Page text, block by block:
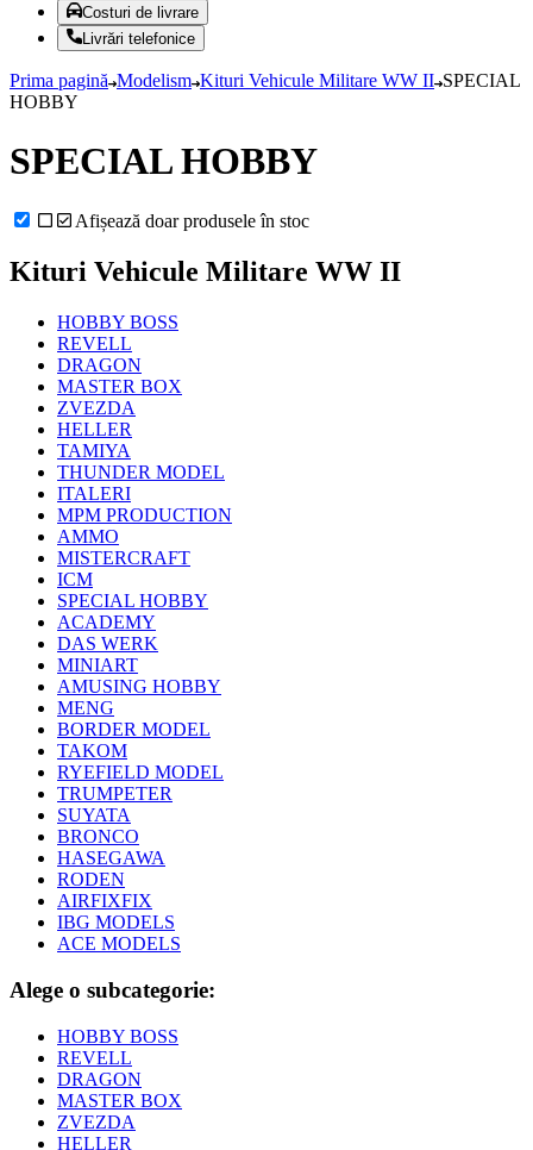
Costuri de livrare
Livrări telefonice
Prima pagină Modelism Kituri Vehicule Militare WW II SPECIAL
HOBBY
SPECIAL HOBBY
Afișează doar produsele în stoc
Kituri Vehicule Militare WW II
HOBBY BOSS
REVELL
DRAGON
MASTER BOX
ZVEZDA
HELLER
TAMIYA
THUNDER MODEL
ITALERI
MPM PRODUCTION
AMMO
MISTERCRAFT
ICM
SPECIAL HOBBY
ACADEMY
DAS WERK
MINIART
AMUSING HOBBY
MENG
BORDER MODEL
TAKOM
RYEFIELD MODEL
TRUMPETER
SUYATA
BRONCO
HASEGAWA
RODEN
AIRFIXFIX
IBG MODELS
ACE MODELS
Alege o subcategorie:
HOBBY BOSS
REVELL
DRAGON
MASTER BOX
ZVEZDA
HELLER